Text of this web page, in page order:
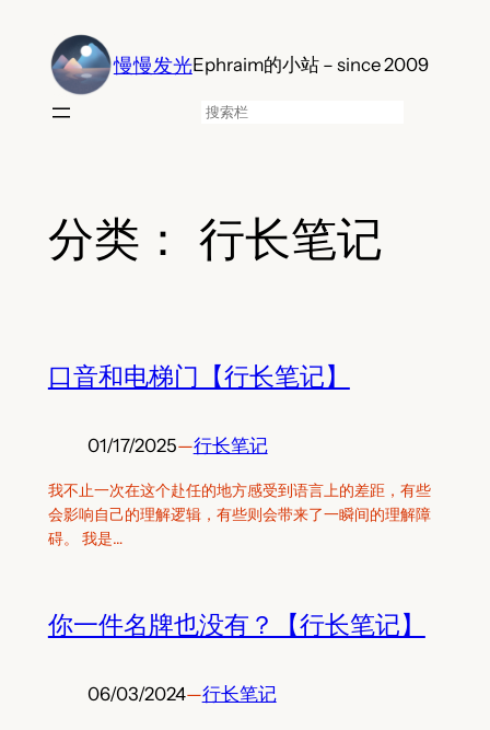
慢慢发光Ephraim的小站 – since 2009
搜
分类： 行长笔记
口音和电梯门【行长笔记】
01/17/2025—行长笔记
我不止一次在这个赴任的地方感受到语言上的差距，有些
会影响自己的理解逻辑，有些则会带来了一瞬间的理解障
碍。 我是…
你一件名牌也没有？【行长笔记】
06/03/2024—行长笔记